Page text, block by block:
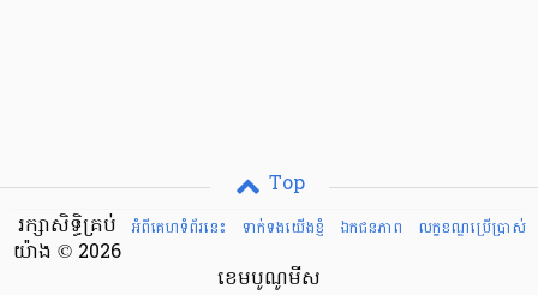
Top
អំពីគេហទំព័រនេះ
ទាក់ទងយើងខ្ញំ ឯកជនភាព លក្ខខណ្ឌ​ប្រើ​ប្រាស់
រក្សាសិទ្ធិគ្រប់
យ៉ាង © 2026
ខេមបូណូមីស